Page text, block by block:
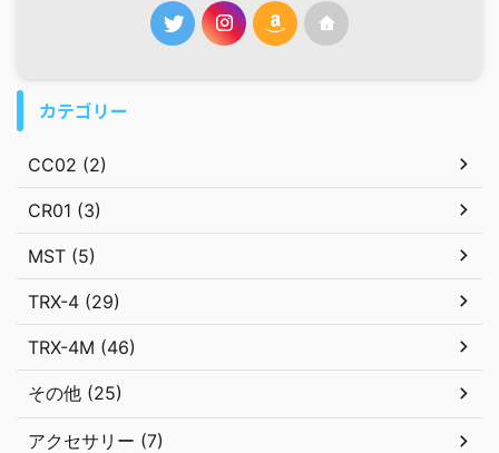
カテゴリー
CC02 (2)
CR01 (3)
MST (5)
TRX-4 (29)
TRX-4M (46)
その他 (25)
アクセサリー (7)